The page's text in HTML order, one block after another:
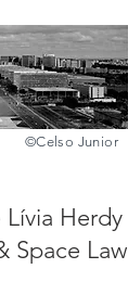
©️Celso Junior
Lívia Herdy
Space Law